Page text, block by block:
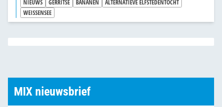
NIEUWS GERRITSE BANANEN
ALTERNATIEVE ELFSTEDENTOCHT
WEISSENSEE
MIX nieuwsbrief